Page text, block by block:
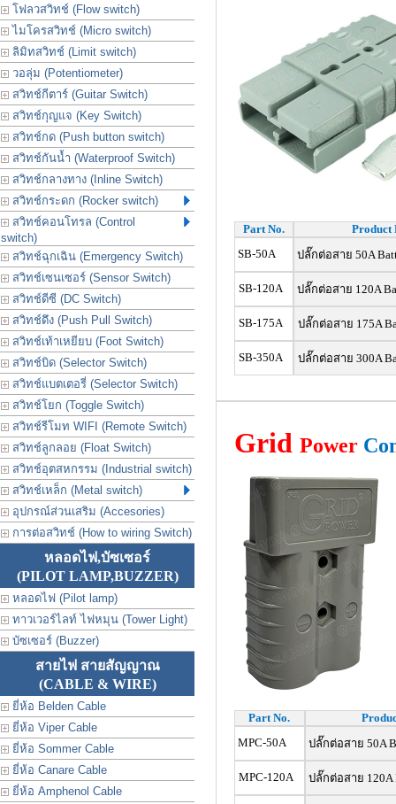
โฟลวสวิทช์ (Flow switch)
ไมโครสวิทช์ (Micro switch)
ลิมิทสวิทช์ (Limit switch)
วอลุ่ม (Potentiometer)
สวิทช์กีตาร์ (Guitar Switch)
สวิทช์กุญแจ (Key Switch)
สวิทช์กด (Push button switch)
สวิทช์กันน้ำ (Waterproof Switch)
สวิทช์กลางทาง (Inline Switch)
สวิทช์กระดก (Rocker switch)
สวิทช์คอนโทรล (Control
switch)
สวิทช์ฉุกเฉิน (Emergency Switch)
สวิทช์เซนเซอร์ (Sensor Switch)
สวิทช์ดีซี (DC Switch)
สวิทช์ดึง (Push Pull Switch)
สวิทช์เท้าเหยียบ (Foot Switch)
สวิทช์บิด (Selector Switch)
สวิทช์แบตเตอรี่ (Selector Switch)
สวิทช์โยก (Toggle Switch)
สวิทช์รีโมท WIFI (Remote Switch)
สวิทช์ลูกลอย (Float Switch)
สวิทช์อุตสหกรรม (Industrial switch)
สวิทช์เหล็ก (Metal switch)
อุปกรณ์ส่วนเสริม (Accesories)
การต่อสวิทช์ (How to wiring Switch)
หลอดไฟ,บัซเซอร์
(PILOT LAMP,BUZZER)
หลอดไฟ (Pilot lamp)
ทาวเวอร์ไลท์ ไฟหมุน (Tower Light)
บัซเซอร์ (Buzzer)
สายไฟ สายสัญญาณ
(CABLE & WIRE)
ยี่ห้อ Belden Cable
ยี่ห้อ Viper Cable
ยี่ห้อ Sommer Cable
ยี่ห้อ Canare Cable
ยี่ห้อ Amphenol Cable
Part No.
Product
SB-50A
ปลั๊กต่อสาย 50A
SB-120A ปลั๊กต่อสาย 120A
SB-175A ปลั๊กต่อสาย 175A
SB-350A ปลั๊กต่อสาย 300A
Grid Power
Part No.
MPC-50A
ปลั๊กต่อสาย 50A
MPC-120A ปลั๊กต่อสาย 120A